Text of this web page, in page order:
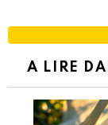
A LIRE